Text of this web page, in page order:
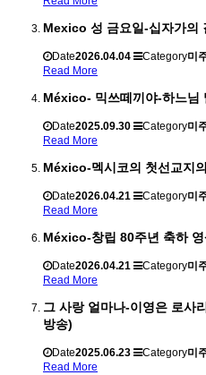
Mexico 성 금요일-십자가의
Date2026.04.04 Category미
Read More
México- 믹쓰떼끼야-하느님
Date2025.09.30 Category미
Read More
México-멕시코의 첫선교지
Date2026.04.21 Category미
Read More
México-창립 80주년 축하
Date2026.04.21 Category미
Read More
그 사랑 얼마나-이영은 로사
방송)
Date2025.06.23 Category미
Read More